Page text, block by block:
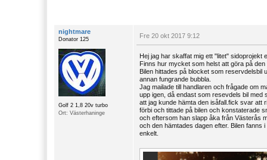
nightmare
Donator 125
Golf 2 1,8 20v turbo
Ort: Västerhaninge
Fre 20 okt 2017 9:12
Hej jag har skaffat mig ett "litet"
Finns hur mycket som helst att göra på
Bilen hittades på blocket som reservdelsbil
annan fungrande bubbla.
Jag mailade till handlaren och frågade om
upp igen, då endast som resevdels bil med
att jag kunde hämta den isåfall.fick svar att
förbi och tittade på bilen och konstaterade
och eftersom han slapp åka från Västerås
och den hämtades dagen efter. Bilen
enkelt.